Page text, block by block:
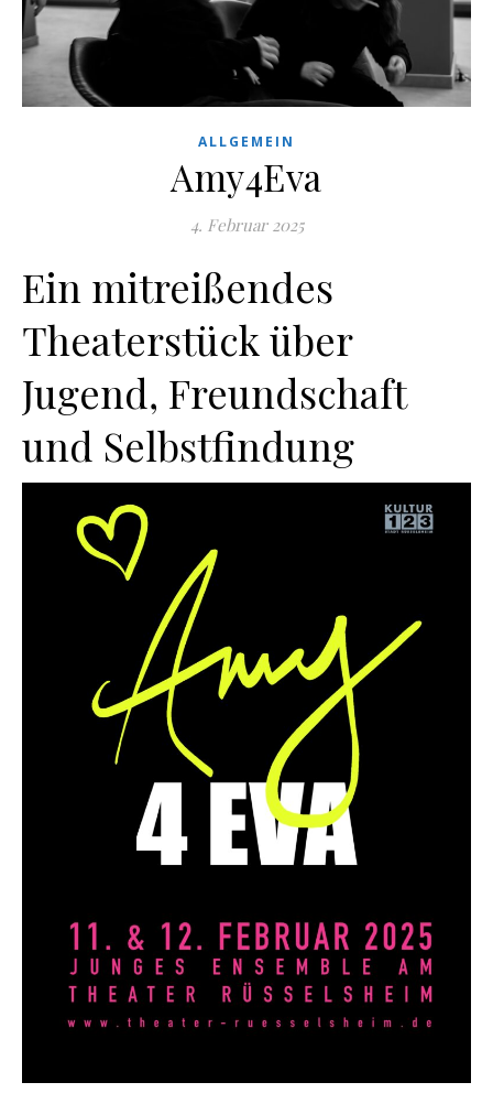
ALLGEMEIN
Amy4Eva
4. Februar 2025
Ein mitreißendes
Theaterstück über
Jugend, Freundschaft
und Selbstfindung